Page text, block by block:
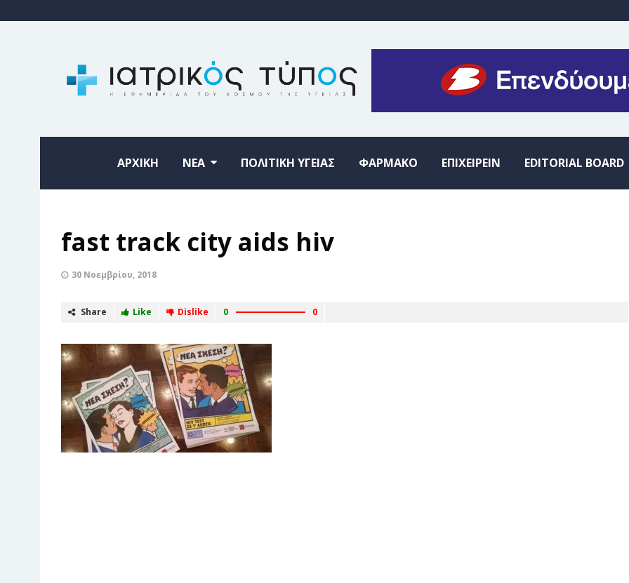
ΑΡΧΙΚΗ ΝΕΑ ΠΟΛΙΤΙΚΗ ΥΓΕΙΑΣ ΦΑΡΜΑΚΟ ΕΠΙΧΕΙΡΕΙΝ EDITORIAL BOARD
fast track city aids hiv
30 Νοεμβρίου, 2018
Share Like Dislike 0 0